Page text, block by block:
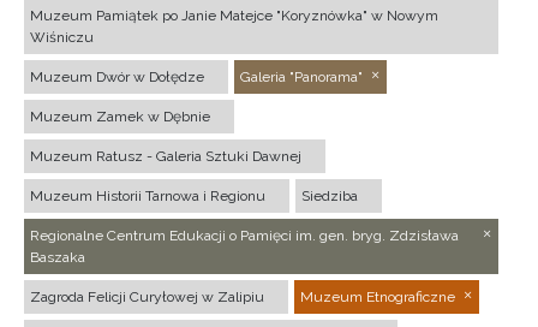
Muzeum Pamiątek po Janie Matejce "Koryznówka" w Nowym
Wiśniczu
Muzeum Dwór w Dołędze Galeria "Panorama"
Muzeum Zamek w Dębnie
Muzeum Ratusz - Galeria Sztuki Dawnej
Muzeum Historii Tarnowa i Regionu Siedziba
Regionalne Centrum Edukacji o Pamięci im. gen. bryg. Zdzisława
Baszaka
Zagroda Felicji Curyłowej w Zalipiu Muzeum Etnograficzne